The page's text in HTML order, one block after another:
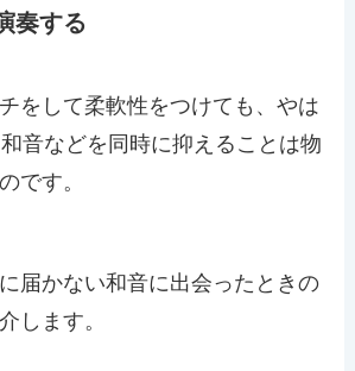
奏する
をして柔軟性をつけても、やは
音などを同時に抑えることは物
です。
届かない和音に出会ったときの
します。